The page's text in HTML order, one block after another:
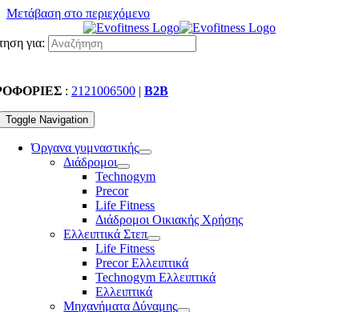
Μετάβαση στο περιεχόμενο
για:
: 2121006500 | B2B
Toggle Navigation
Όργανα γυμναστικής
Διάδρομοι
Technogym
Precor
Life Fitness
Διάδρομοι Οικιακής Χρήσης
Ελλειπτικά Στεπ
Life Fitness
Precor Ελλειπτικά
Technogym Ελλειπτικά
Ελλειπτικά
Μηχανήματα Δύναμης